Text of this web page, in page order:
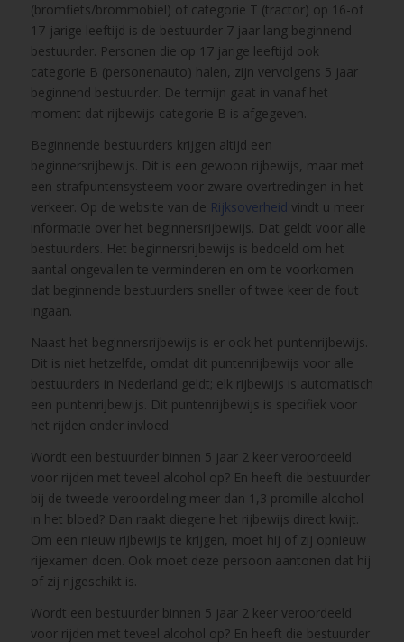
(bromfiets/brommobiel) of categorie T (tractor) op 16-of
17-jarige leeftijd is de bestuurder 7 jaar lang beginnend
bestuurder. Personen die op 17 jarige leeftijd ook
categorie B (personenauto) halen, zijn vervolgens 5 jaar
beginnend bestuurder. De termijn gaat in vanaf het
moment dat rijbewijs categorie B is afgegeven.
Beginnende bestuurders krijgen altijd een
beginnersrijbewijs. Dit is een gewoon rijbewijs, maar met
een strafpuntensysteem voor zware overtredingen in het
verkeer. Op de website van de Rijksoverheid vindt u meer
informatie over het beginnersrijbewijs. Dat geldt voor alle
bestuurders. Het beginnersrijbewijs is bedoeld om het
aantal ongevallen te verminderen en om te voorkomen
dat beginnende bestuurders sneller of twee keer de fout
ingaan.
Naast het beginnersrijbewijs is er ook het puntenrijbewijs.
Dit is niet hetzelfde, omdat dit puntenrijbewijs voor alle
bestuurders in Nederland geldt; elk rijbewijs is automatisch
een puntenrijbewijs. Dit puntenrijbewijs is specifiek voor
het rijden onder invloed:
Wordt een bestuurder binnen 5 jaar 2 keer veroordeeld
voor rijden met teveel alcohol op? En heeft die bestuurder
bij de tweede veroordeling meer dan 1,3 promille alcohol
in het bloed? Dan raakt diegene het rijbewijs direct kwijt.
Om een nieuw rijbewijs te krijgen, moet hij of zij opnieuw
rijexamen doen. Ook moet deze persoon aantonen dat hij
of zij rijgeschikt is.
Wordt een bestuurder binnen 5 jaar 2 keer veroordeeld
voor rijden met teveel alcohol op? En heeft die bestuurder